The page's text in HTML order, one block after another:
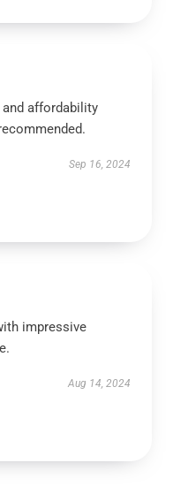
affordability
Sep 16, 2024
impressive
Aug 14, 2024